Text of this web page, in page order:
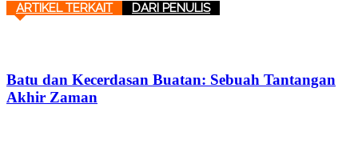
ARTIKEL TERKAIT DARI PENULIS
Batu dan Kecerdasan Buatan: Sebuah Tantangan
Akhir Zaman